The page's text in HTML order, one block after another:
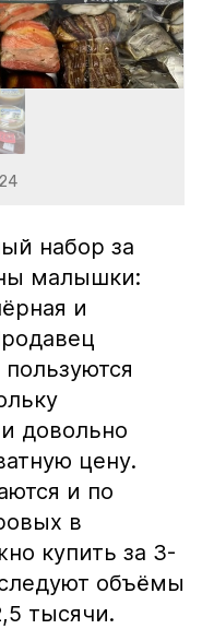
набор за
малышки:
и
довольно
цену.
и по
в
купить за 3-
объёмы
тысячи.